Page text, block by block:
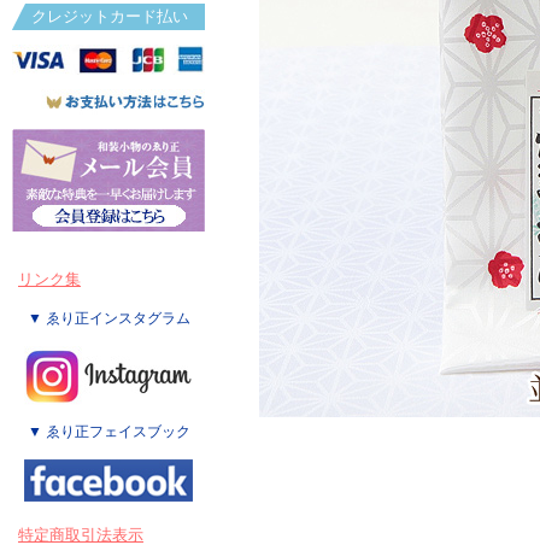
クレジットカード払い
リンク集
▼ ゑり正インスタグラム
▼ ゑり正フェイスブック
特定商取引法表示